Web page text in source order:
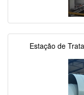
Estação de